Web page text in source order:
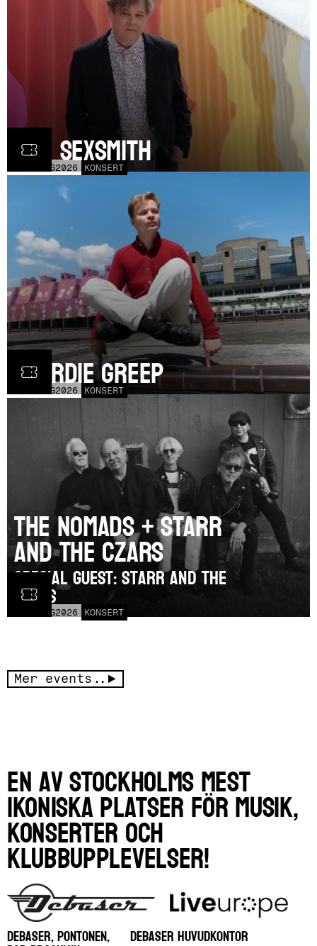
AUG2026 KONSERT
Ron Sexsmith
AUG2026 KONSERT
Geordie Greep
AUG2026 KONSERT
The Nomads + Starr
and the Czars
SPECIAL GUEST: Starr and the
Czars
Mer events..
En av Stockholms mest
ikoniska platser för musik,
konserter och
klubbupplevelser!
DEBASER, PONTONEN,
DEBASER HUVUDKONTOR